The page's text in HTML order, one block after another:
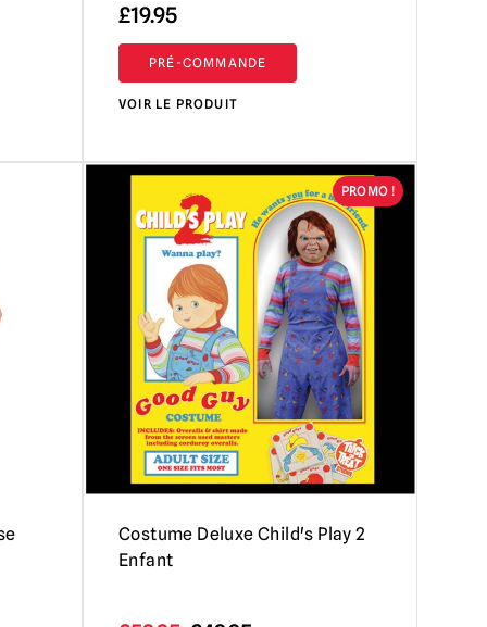
£19.95
PRÉ-COMMANDE
VOIR LE PRODUIT
PROMO !
Costume Deluxe Child's Play 2
Enfant